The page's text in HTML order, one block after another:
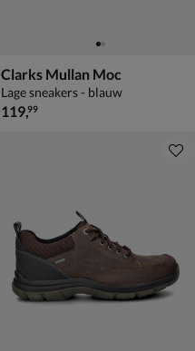
Clarks Mullan Moc
Lage sneakers - blauw
€ 119,99
119,99